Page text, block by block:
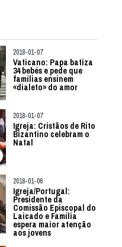
2018-01-07
Vaticano: Papa batiza
34 bebés e pede que
famílias ensinem
«dialeto» do amor
2018-01-07
Igreja: Cristãos de Rito
Bizantino celebram o
Natal
2018-01-06
Igreja/Portugal:
Presidente da
Comissão Episcopal do
Laicado e Família
espera maior atenção
aos jovens